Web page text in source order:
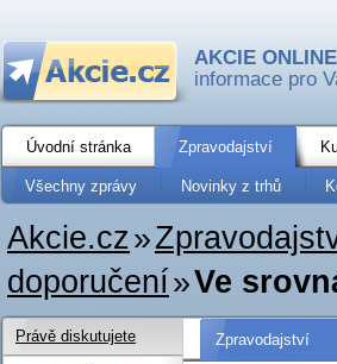
AKCIE ONLINE
informace pro
Úvodní stránka Zpravodajství
Všechny zprávy Novinky z trhů
Akcie.cz»
doporučení»Ve
Zpravodajství
Právě diskutujete